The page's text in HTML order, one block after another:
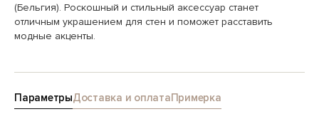
(Бельгия). Роскошный и стильный аксессуар станет
отличным украшением для стен и поможет расставить
модные акценты.
ПараметрыДоставка и оплатаПримерка